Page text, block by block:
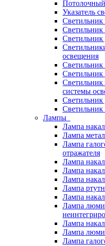
Указатель
Светильник
Светильник
Светильник
освещения
Светильник
Светильник
системы
Светильник
Лампы
Лампа
Лампа
Лампа
отражателя
Лампа
Лампа
Лампа
Лампа
Лампа
Лампа
Лампа
Лампа
Лампа